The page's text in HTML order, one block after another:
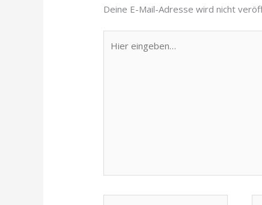
Deine E-Mail-Adresse wird nicht
eingeben…